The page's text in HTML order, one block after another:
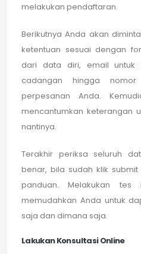
melakukan pendaftaran.
Berikutnya Anda akan
ketentuan sesuai dengan
dari data diri, email untuk
cadangan hingga
perpesanan Anda.
mencantumkan keterangan
nantinya.
Terakhir periksa seluruh
benar, bila sudah klik
panduan. Melakukan
memudahkan Anda untuk
saja dan dimana saja.
Lakukan Konsultasi Online